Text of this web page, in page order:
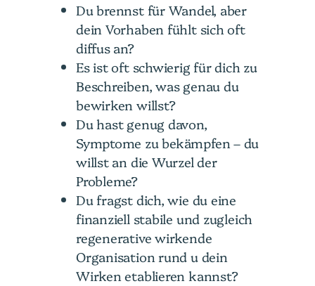
Du brennst für Wandel, aber
dein Vorhaben fühlt sich oft
diffus an?
Es ist oft schwierig für dich zu
Beschreiben, was genau du
bewirken willst?
Du hast genug davon,
Symptome zu bekämpfen – du
willst an die Wurzel der
Probleme?
Du fragst dich, wie du eine
finanziell stabile und zugleich
regenerative wirkende
Organisation rund u dein
Wirken etablieren kannst?